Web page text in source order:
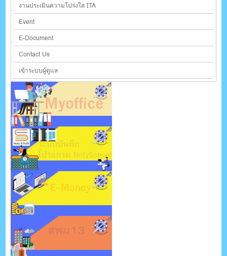
งานประเมินความโปร่งใส ITA
Event
E-Document
Contact Us
เข้าระบบผู้ดูแล